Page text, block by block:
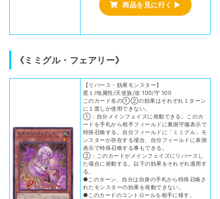
商品を見に行く ▶
《ミミグル・フェアリー》
【リバース・効果モンスター】
星１/地属性/天使族/攻 100/守 100
このカード名の①②の効果はそれぞれ１ターン
に１度しか使用できない。
①：自分メインフェイズに発動できる。このカ
ードを手札から相手フィールドに裏側守備表示で
特殊召喚する。自分フィールドに「ミミグル」モ
ンスターが存在する場合、自分フィールドに表側
表示で特殊召喚する事もできる。
②：このカードがメインフェイズにリバースし
た場合に発動する。以下の効果をそれぞれ適用す
る。
●このターン、自分は自身の手札から特殊召喚さ
れたモンスターの効果を発動できない。
●このカードのコントロールを相手に移す。